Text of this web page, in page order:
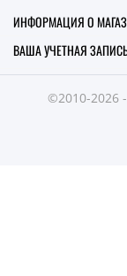
ИНФОРМАЦИЯ О
ВАША УЧЕТНАЯ
©2010-2026